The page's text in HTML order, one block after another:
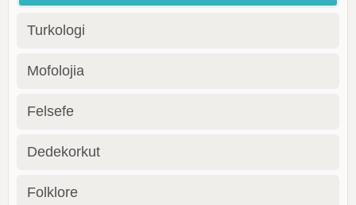
Turkologi
Mofolojia
Felsefe
Dedekorkut
Folklore